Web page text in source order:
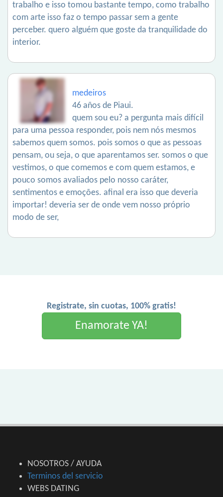
trabalho e isso tomou bastante tempo, como trabalho
com arte isso faz o tempo passar sem a gente
perceber. quero alguém que goste da tranquilidade do
interior.
medeiros
46 años de Piaui.
quem sou eu? a pergunta mais difícil
para uma pessoa responder, pois nem nós mesmos
sabemos quem somos. pois somos o que as pessoas
pensam, ou seja, o que aparentamos ser. somos o que
vestimos, o que comemos e com quem estamos, e
pouco somos avaliados pelo nosso caráter,
sentimentos e emoções. afinal era isso que deveria
importar! deveria ser de onde vem nosso próprio
modo de ser,
Registrate, sin cuotas, 100% gratis!
Enamorate YA!
NOSOTROS / AYUDA
Terminos del servicio
WEBS DATING